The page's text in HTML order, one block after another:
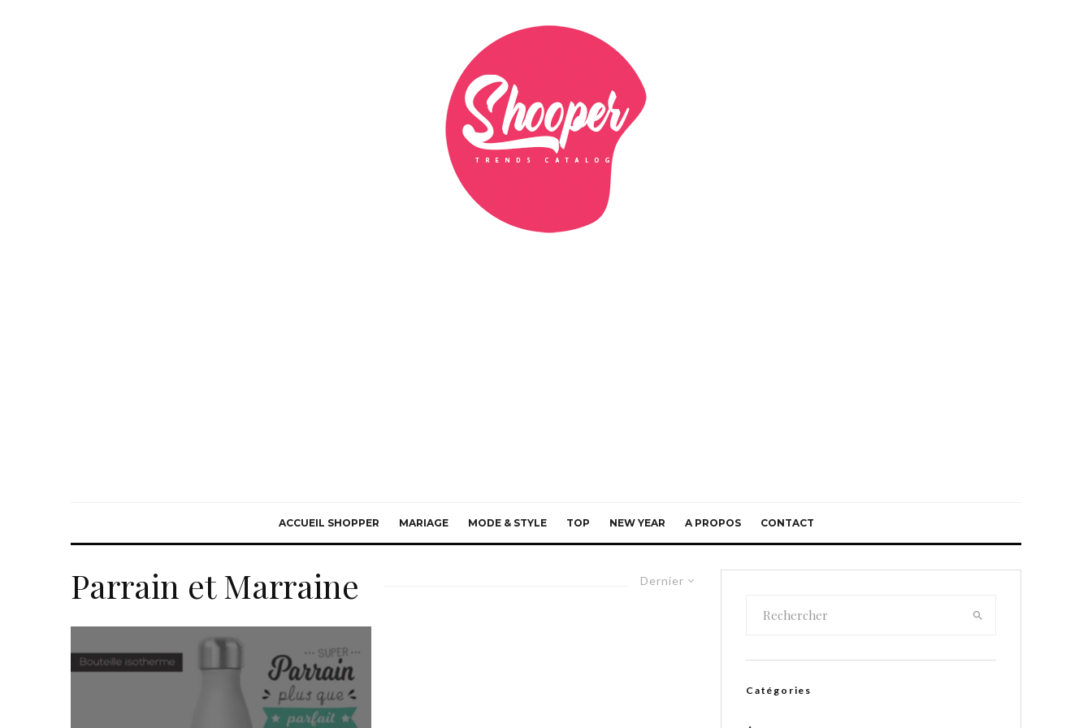
ACCUEIL SHOPPER MARIAGE MODE & STYLE TOP NEW YEAR A PROPOS CONTACT
Dernier
Parrain et Marraine
Catégories